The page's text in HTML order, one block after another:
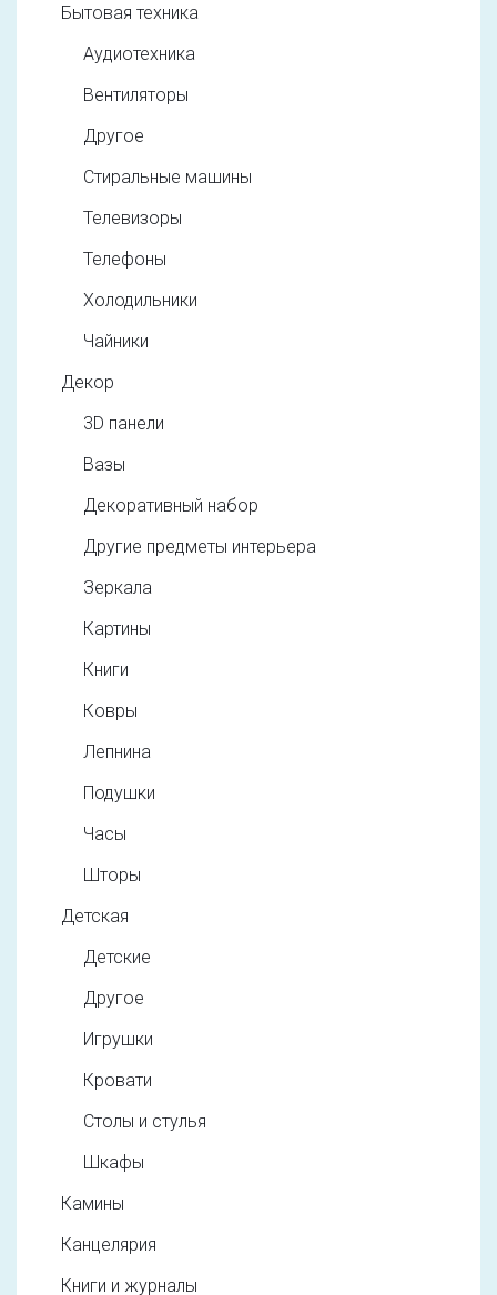
Бытовая техника
Аудиотехника
Вентиляторы
Другое
Стиральные машины
Телевизоры
Телефоны
Холодильники
Чайники
Декор
3D панели
Вазы
Декоративный набор
Другие предметы интерьера
Зеркала
Картины
Книги
Ковры
Лепнина
Подушки
Часы
Шторы
Детская
Детские
Другое
Игрушки
Кровати
Столы и стулья
Шкафы
Камины
Канцелярия
Книги и журналы